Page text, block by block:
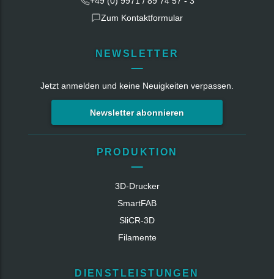
Zum Kontaktformular
NEWSLETTER
Jetzt anmelden und keine Neuigkeiten verpassen.
Newsletter abonnieren
PRODUKTION
3D-Drucker
SmartFAB
SliCR‑3D
Filamente
DIENSTLEISTUNGEN